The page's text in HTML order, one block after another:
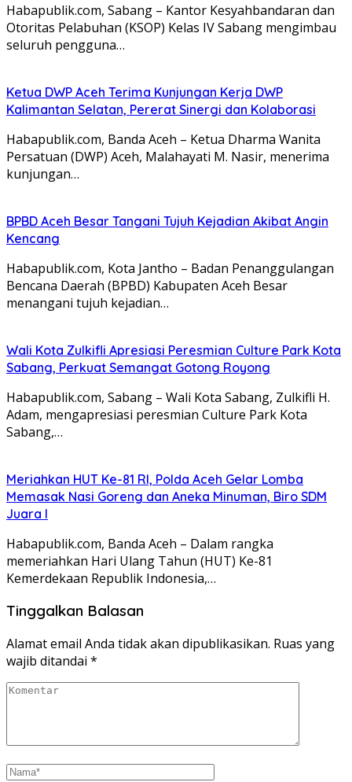
Habapublik.com, Sabang – Kantor Kesyahbandaran dan
Otoritas Pelabuhan (KSOP) Kelas IV Sabang mengimbau
seluruh pengguna…
Ketua DWP Aceh Terima Kunjungan Kerja DWP
Kalimantan Selatan, Pererat Sinergi dan Kolaborasi
Habapublik.com, Banda Aceh – Ketua Dharma Wanita
Persatuan (DWP) Aceh, Malahayati M. Nasir, menerima
kunjungan…
BPBD Aceh Besar Tangani Tujuh Kejadian Akibat Angin
Kencang
Habapublik.com, Kota Jantho – Badan Penanggulangan
Bencana Daerah (BPBD) Kabupaten Aceh Besar
menangani tujuh kejadian…
Wali Kota Zulkifli Apresiasi Peresmian Culture Park Kota
Sabang, Perkuat Semangat Gotong Royong
Habapublik.com, Sabang – Wali Kota Sabang, Zulkifli H.
Adam, mengapresiasi peresmian Culture Park Kota
Sabang,…
Meriahkan HUT Ke-81 RI, Polda Aceh Gelar Lomba
Memasak Nasi Goreng dan Aneka Minuman, Biro SDM
Juara I
Habapublik.com, Banda Aceh – Dalam rangka
memeriahkan Hari Ulang Tahun (HUT) Ke-81
Kemerdekaan Republik Indonesia,…
Tinggalkan Balasan
Alamat email Anda tidak akan dipublikasikan. Ruas yang
wajib ditandai *